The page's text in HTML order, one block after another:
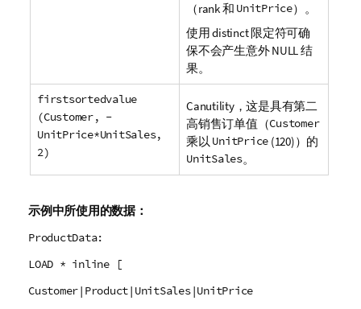
（rank和 UnitPrice）。
使用distinct限定符可确
保不会产生意外 NULL 结
果。
firstsortedvalue
(Customer, -
UnitPrice*UnitSales,
2)
Canutility，这是具有第二
高销售订单值（Customer
乘以 UnitPrice (120)）的
UnitSales。
示例中所使用的数据：
ProductData:
LOAD * inline [
Customer|Product|UnitSales|UnitPrice